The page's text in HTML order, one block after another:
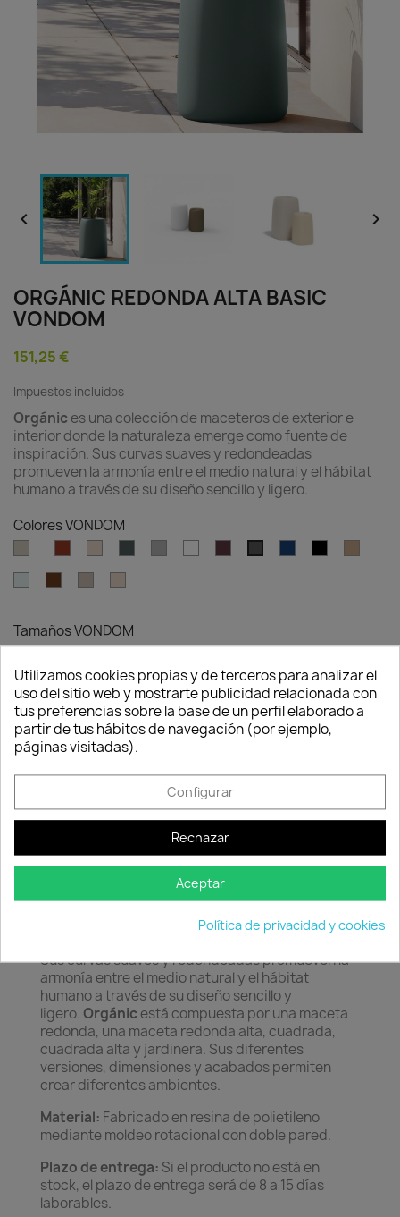
 
ORGÁNIC REDONDA ALTA BASIC
VONDOM
151,25 €
Impuestos incluidos
Orgánic es una colección de maceteros de exterior e
interior donde la naturaleza emerge como fuente de
inspiración. Sus curvas suaves y redondeadas
promueven la armonía entre el medio natural y el hábitat
humano a través de su diseño sencillo y ligero.
Colores VONDOM
Tortosa
Tamaños VONDOM
Cantidad
 AÑADIR AL CARRITO favorite_border
Descripción Detalles del producto
Características: Orgánices una colección de
maceteros de exterior e interior donde la
Sus curvas suaves y redondeadas promueven la
armonía entre el medio natural y el hábitat
humano a través de su diseño sencillo y
ligero. Orgánic está compuesta por una maceta
redonda, una maceta redonda alta, cuadrada,
cuadrada alta y jardinera. Sus diferentes
versiones, dimensiones y acabados permiten
crear diferentes ambientes.
Material: Fabricado en resina de polietileno
mediante moldeo rotacional con doble pared.
Plazo de entrega: Si el producto no está en
stock, el plazo de entrega será de 8 a 15 días
laborables.
Utilizamos cookies propias y de terceros para analizar el
uso del sitio web y mostrarte publicidad relacionada con
tus preferencias sobre la base de un perfil elaborado a
partir de tus hábitos de navegación (por ejemplo,
páginas visitadas).
Configurar
Rechazar
Aceptar
Política de privacidad y cookies
Consentimiento de cookies